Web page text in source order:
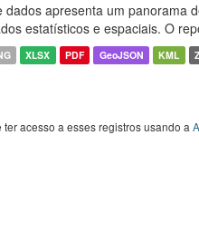
dados apresenta um panorama
estatísticos e espaciais. O
XLSX PDF GeoJSON KML
ter acesso a esses registros usando a